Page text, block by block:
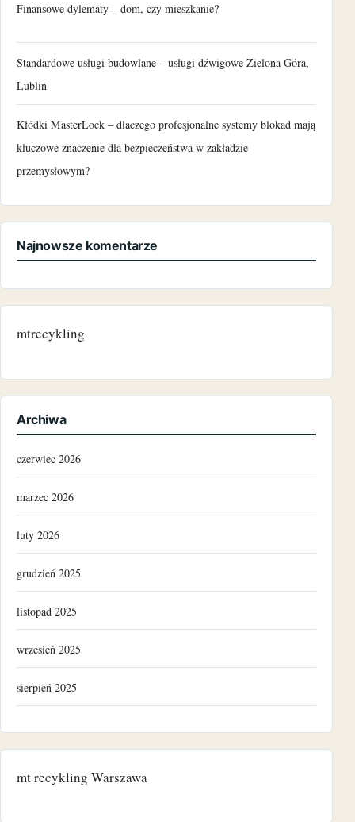
Finansowe dylematy – dom, czy mieszkanie?
Standardowe usługi budowlane – usługi dźwigowe Zielona Góra,
Lublin
Kłódki MasterLock – dlaczego profesjonalne systemy blokad mają
kluczowe znaczenie dla bezpieczeństwa w zakładzie
przemysłowym?
Najnowsze komentarze
mtrecykling
Archiwa
czerwiec 2026
marzec 2026
luty 2026
grudzień 2025
listopad 2025
wrzesień 2025
sierpień 2025
mt recykling Warszawa